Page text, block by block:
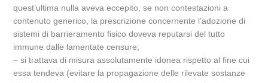
quest’ultima nulla aveva eccepito, se non contestazioni a
contenuto generico, la prescrizione concernente l’adozione di
sistemi di barrieramento fisico doveva reputarsi del tutto
immune dalle lamentate censure;
– si trattava di misura assolutamente idonea rispetto al fine cui
essa tendeva (evitare la propagazione delle rilevate sostanze